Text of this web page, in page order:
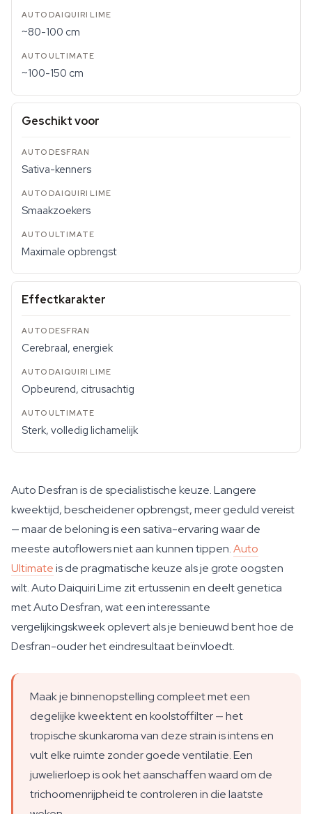
~80-100 cm
~100-150 cm
Geschikt voor
Sativa-kenners
Smaakzoekers
Maximale opbrengst
Effectkarakter
Cerebraal, energiek
Opbeurend, citrusachtig
Sterk, volledig lichamelijk
Auto Desfran is de specialistische keuze. Langere
kweektijd, bescheidener opbrengst, meer geduld vereist
— maar de beloning is een sativa-ervaring waar de
meeste autoflowers niet aan kunnen tippen.Auto
Ultimateis de pragmatische keuze als je grote oogsten
wilt. Auto Daiquiri Lime zit ertussenin en deelt genetica
met Auto Desfran, wat een interessante
vergelijkingskweek oplevert als je benieuwd bent hoe de
Desfran-ouder het eindresultaat beïnvloedt.
Maak je binnenopstelling compleet met een
degelijke kweektent en koolstoffilter — het
tropische skunkaroma van deze strain is intens en
vult elke ruimte zonder goede ventilatie. Een
juwelierloep is ook het aanschaffen waard om de
trichoomenrijpheid te controleren in die laatste